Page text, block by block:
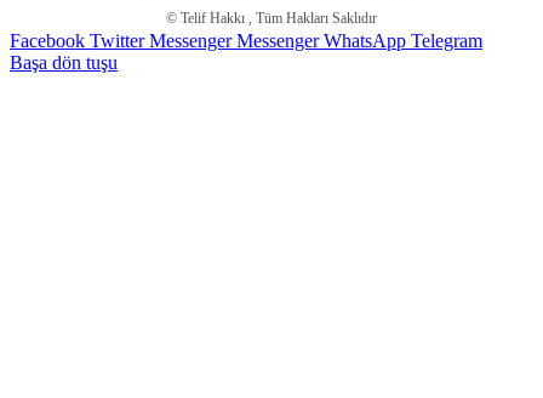
© Telif Hakkı , Tüm Hakları Saklıdır
Facebook Twitter Messenger Messenger WhatsApp Telegram
Başa dön tuşu